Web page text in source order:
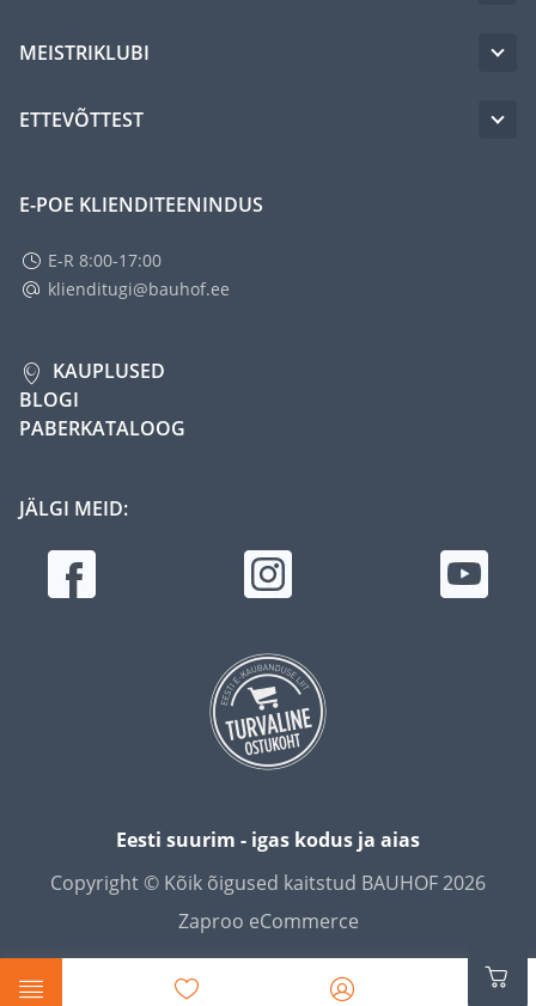
MEISTRIKLUBI
ETTEVÕTTEST
E-POE KLIENDITEENINDUS
E-R 8:00-17:00
klienditugi@bauhof.ee
KAUPLUSED
BLOGI
PABERKATALOOG
JÄLGI MEID:
Eesti suurim - igas kodus ja aias
Copyright © Kõik õigused kaitstud BAUHOF 2026
Zaproo eCommerce